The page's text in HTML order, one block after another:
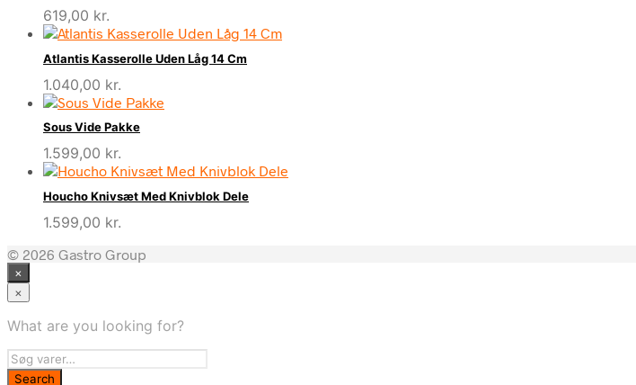
619,00 kr.
Atlantis Kasserolle Uden Låg 14 Cm
1.040,00 kr.
Sous Vide Pakke
1.599,00 kr.
Houcho Knivsæt Med Knivblok Dele
1.599,00 kr.
© 2026 Gastro Group
×
×
What are you looking for?